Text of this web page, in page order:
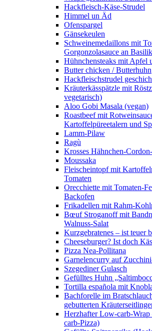
Hackfleisch-Käse-Strudel
Himmel un Äd
Ofenspargel
Gänsekeulen
Schweinemedaillons mit
Gorgonzolasauce an
Hühnchensteaks mit Apfel
Butter chicken / Butterhuhn
Hackfleischstrudel
Kräuterkässpätzle mit
vegetarisch)
Aloo Gobi Masala (vegan)
Roastbeef mit
Kartoffelpüreetalern und
Lamm-Pilaw
Ragù
Krosses Hähnchen-
Moussaka
Fleischeintopf mit
Tomaten
Orecchiette mit Tomaten-
Backofen
Frikadellen mit Rahm-
Bœuf Stroganoff mit
Walnuss-Salat
Kurzgebratenes – ist teuer
Cheeseburger? Ist doch
Pizza Nea-Pollitana
Garnelencurry auf
Szegediner Gulasch
Gefülltes Huhn
Tortilla española mit
Bachforelle im
gebutterten
Herzhafter Low-carb-
carb-Pizza)